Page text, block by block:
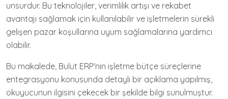
unsurdur. Bu teknolojiler, verimlilik artışı ve rekabet
avantajı sağlamak için kullanılabilir ve işletmelerin sürekli
gelişen pazar koşullarına uyum sağlamalarına yardımcı
olabilir.
Bu makalede, Bulut ERP'nin işletme bütçe süreçlerine
entegrasyonu konusunda detaylı bir açıklama yapılmış,
okuyucunun ilgisini çekecek bir şekilde bilgi sunulmuştur.